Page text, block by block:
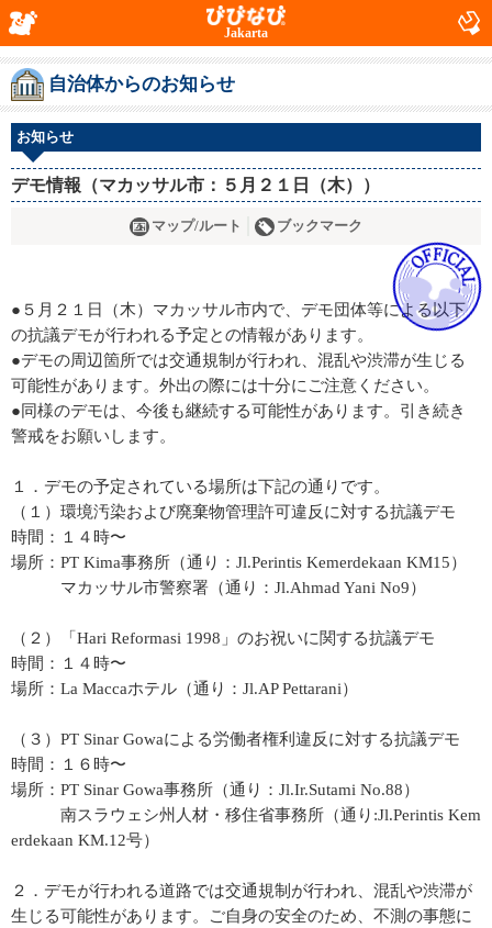
Jakarta
自治体からのお知らせ
お知らせ
デモ情報（マカッサル市：５月２１日（木））
マップ/ルート ブックマーク
●５月２１日（木）マカッサル市内で、デモ団体等による以下
の抗議デモが行われる予定との情報があります。
●デモの周辺箇所では交通規制が行われ、混乱や渋滞が生じる
可能性があります。外出の際には十分にご注意ください。
●同様のデモは、今後も継続する可能性があります。引き続き
警戒をお願いします。
１．デモの予定されている場所は下記の通りです。
（１）環境汚染および廃棄物管理許可違反に対する抗議デモ
時間：１４時〜
場所：PT Kima事務所（通り：Jl.Perintis Kemerdekaan KM15）
マカッサル市警察署（通り：Jl.Ahmad Yani No9）
（２）「Hari Reformasi 1998」のお祝いに関する抗議デモ
時間：１４時〜
場所：La Maccaホテル（通り：Jl.AP Pettarani）
（３）PT Sinar Gowaによる労働者権利違反に対する抗議デモ
時間：１６時〜
場所：PT Sinar Gowa事務所（通り：Jl.Ir.Sutami No.88）
南スラウェシ州人材・移住省事務所（通り:Jl.Perintis Kem
erdekaan KM.12号）
２．デモが行われる道路では交通規制が行われ、混乱や渋滞が
生じる可能性があります。ご自身の安全のため、不測の事態に